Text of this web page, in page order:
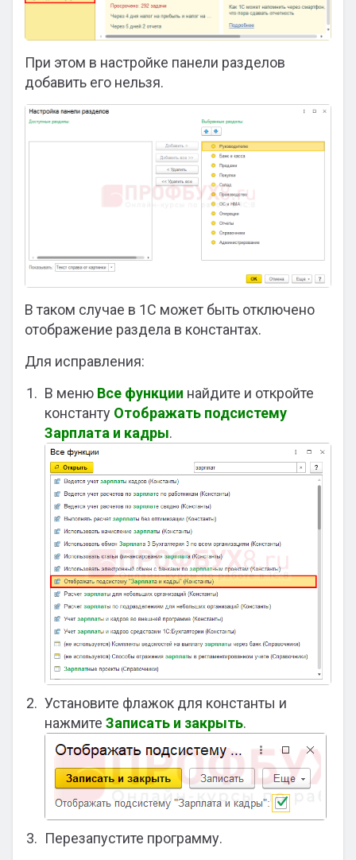
При этом в настройке панели разделов
добавить его нельзя.
В таком случае в 1С может быть отключено
отображение раздела в константах.
Для исправления:
В меню Все функции найдите и откройте
константу Отображать подсистему
Зарплата и кадры.
Установите флажок для константы и
нажмите Записать и закрыть.
Перезапустите программу.